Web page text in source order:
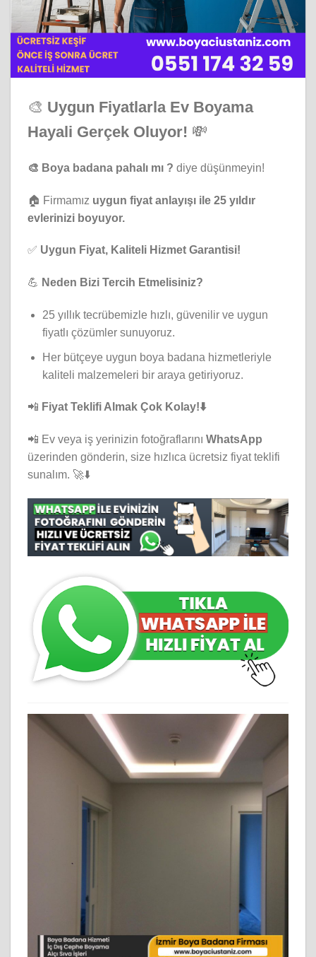
🎨 Uygun Fiyatlarla Ev Boyama
Hayali Gerçek Oluyor! 💸
🎨 Boya badana pahalı mı ? diye düşünmeyin!
🏠 Firmamız uygun fiyat anlayışı ile 25 yıldır
evlerinizi boyuyor.
✅ Uygun Fiyat, Kaliteli Hizmet Garantisi!
💪 Neden Bizi Tercih Etmelisiniz?
25 yıllık tecrübemizle hızlı, güvenilir ve uygun
fiyatlı çözümler sunuyoruz.
Her bütçeye uygun boya badana hizmetleriyle
kaliteli malzemeleri bir araya getiriyoruz.
📲 Fiyat Teklifi Almak Çok Kolay!⬇️
📲 Ev veya iş yerinizin fotoğraflarını WhatsApp
üzerinden gönderin, size hızlıca ücretsiz fiyat teklifi
sunalım. 🚀⬇️